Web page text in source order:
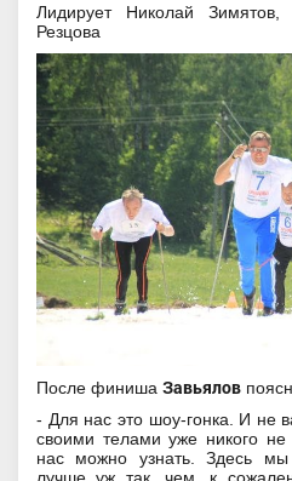
Лидирует Николай
Резцова
После финиша Завьялов
- Для нас это шоу-гонка. И не
своими телами уже никого
нас можно узнать. Здесь